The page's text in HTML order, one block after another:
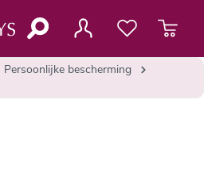
Persoonlijke bescherming